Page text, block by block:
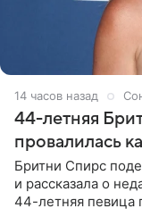
14 часов назад
44-летняя
провалилась
Бритни Спирс
и рассказала о
44-летняя певица